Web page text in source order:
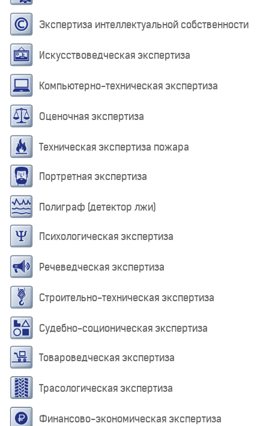
Экспертиза интеллектуальной собственности
Искусствоведческая экспертиза
Компьютерно-техническая экспертиза
Оценочная экспертиза
Техническая экспертиза пожара
Портретная экспертиза
Полиграф (детектор лжи)
Психологическая экспертиза
Речеведческая экспертиза
Строительно-техническая экспертиза
Судебно-соционическая экспертиза
Товароведческая экспертиза
Трасологическая экспертиза
Финансово-экономическая экспертиза